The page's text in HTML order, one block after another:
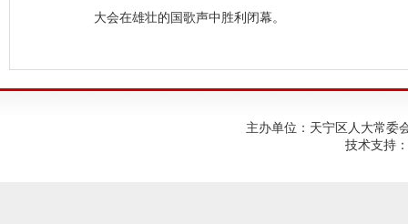
大会在雄壮的国歌声中胜利闭幕。
主办单位：天宁区人大常委
技术支持